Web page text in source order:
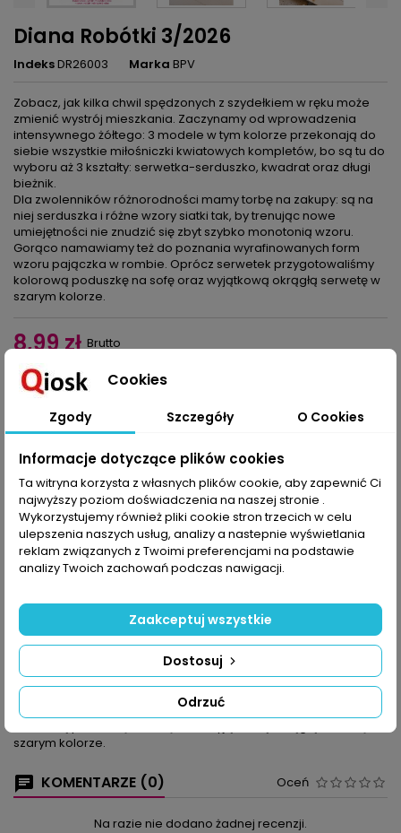
Diana Robótki 3/2026
IndeksDR26003 Marka BPV
Zobacz, jak kilka chwil spędzonych z szydełkiem w ręku może
zmienić wystrój mieszkania. Zaczynamy od wprowadzenia
intensywnego żółtego: 3 modele w tym kolorze przekonają do
siebie wszystkie miłośniczki kwiatowych kompletów, bo są tu do
wyboru aż 3 kształty: serwetka-serduszko, kwadrat oraz długi
bieżnik.
Dla zwolenników różnorodności mamy torbę na zakupy: są na
niej serduszka i różne wzory siatki tak, by trenując nowe
umiejętności nie znudzić się zbyt szybko monotonią wzoru.
Gorąco namawiamy też do poznania wyrafinowanych form
wzoru pajączka w rombie. Oprócz serwetek przygotowaliśmy
kolorową poduszkę na sofę oraz wyjątkową okrągłą serwetę w
szarym kolorze.
8,99 zł Brutto
Ilość 
OPIS SZCZEGÓŁY PRODUKTU
Zobacz, jak kilka chwil spędzonych z szydełkiem w ręku może
zmienić wystrój mieszkania. Zaczynamy od wprowadzenia
wyboru aż 3 kształty: serwetka-serduszko, kwadrat oraz długi
bieżnik.
Dla zwolenników różnorodności mamy torbę na zakupy: są na
niej serduszka i różne wzory siatki tak, by trenując nowe
umiejętności nie znudzić się zbyt szybko monotonią wzoru.
Gorąco namawiamy też do poznania wyrafinowanych form
wzoru pajączka w rombie. Oprócz serwetek przygotowaliśmy
szarym kolorze.
KOMENTARZE (0) Oceń
Na razie nie dodano żadnej recenzji.
Cookies
Zgody Szczegóły O Cookies
Informacje dotyczące plików cookies
Ta witryna korzysta z własnych plików cookie, aby zapewnić Ci
najwyższy poziom doświadczenia na naszej stronie .
Wykorzystujemy również pliki cookie stron trzecich w celu
ulepszenia naszych usług, analizy a nastepnie wyświetlania
reklam związanych z Twoimi preferencjami na podstawie
analizy Twoich zachowań podczas nawigacji.
Odrzuć
Dostosuj
Zaakceptuj wszystkie